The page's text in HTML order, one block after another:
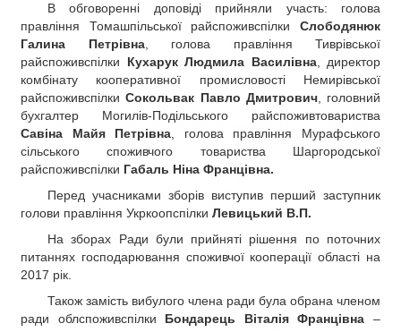
В обговоренні доповіді прийняли участь: голова
правління Томашпільської райспоживспілки Слободянюк
Галина Петрівна, голова правління Тиврівської
райспоживспілки Кухарук Людмила Василівна, директор
комбінату кооперативної промисловості Немирівської
райспоживспілкиСокольвак Павло Дмитрович, головний
бухгалтер Могилів-Подільського райспоживтовариства
Савіна Майя Петрівна , голова правління Мурафського
сільського споживчого товариства Шаргородської
райспоживспілки Габаль Ніна Францівна.
Перед учасниками зборів виступив перший заступник
голови правління Укркоопспілки Левицький В.П.
На зборах Ради були прийняті рішення по поточних
питаннях господарювання споживчої кооперації області на
2017 рік.
Також замість вибулого члена ради була обрана членом
ради облспоживспілки Бондарець Віталія Францівна –